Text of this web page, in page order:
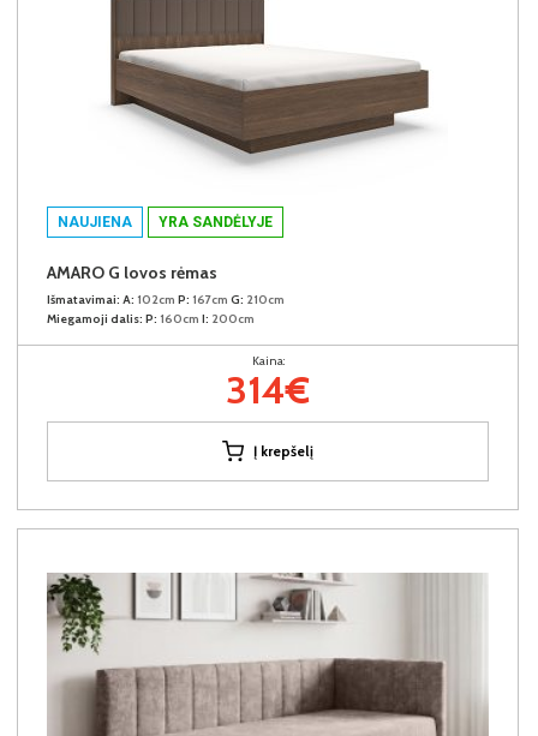
NAUJIENA YRA SANDĖLYJE
AMARO G lovos rėmas
Išmatavimai: A: 102cm P: 167cm G: 210cm
Miegamoji dalis: P: 160cm I: 200cm
Kaina:
314€
Į krepšelį